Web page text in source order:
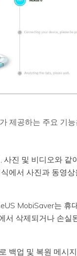
제공하는 주요 기
사진 및 비디오와 같
에서 사진과 동영
MobiSaver는 휴
서 삭제되거나 손실
백업 및 복원 메시